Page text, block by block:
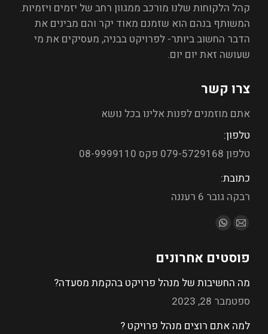
קהל הלקוחות שלנו מורכב ממגוון רחב של יזמים ויזמיות.
המשותף בנהם הוא שזמנם מאוד יקר והם מבינים את
הדבר החשוב ביותר- לפרויקט בבניה, מעסיקים את מי
שעושה זאת יום יום.
צרו קשר
אתם מוזמנים לפנות אלינו בכל נושא
טלפון:
טלפון 079-5729168 פקס 08-9999110
כתובת:
רבקה גובר 6 רעננה
מצא אותנו ב:
פוסטים אחרונים
מה החשיבות של מנהל פרויקט בהקמת מסעדה?
ספטמבר 28, 2023
למה אתם רוצים מנהל פרויקט ?